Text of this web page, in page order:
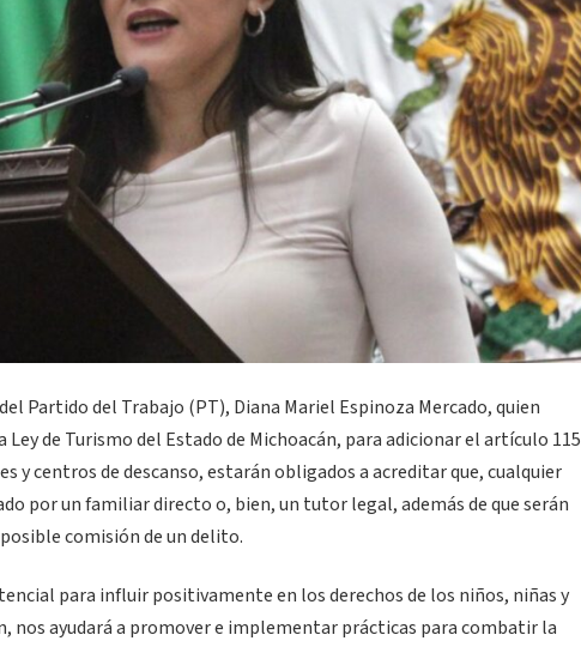
Partido del Trabajo (PT), Diana Mariel Espinoza Mercado, quien
de Turismo del Estado de Michoacán, para adicionar el artículo 115
y centros de descanso, estarán obligados a acreditar que, cualquier
por un familiar directo o, bien, un tutor legal, además de que serán
comisión de un delito.
para influir positivamente en los derechos de los niños, niñas y
nos ayudará a promover e implementar prácticas para combatir la